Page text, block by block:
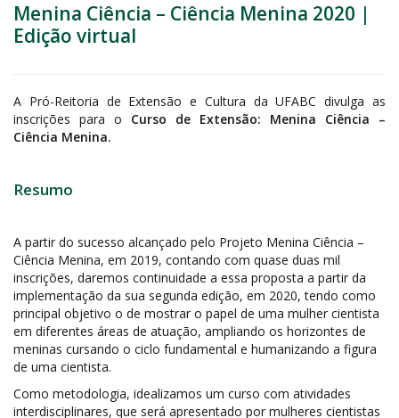
Menina Ciência – Ciência Menina 2020 |
Edição virtual
A Pró-Reitoria de Extensão e Cultura da UFABC divulga as
inscrições para o Curso de Extensão: Menina Ciência –
Ciência Menina.
Resumo
A partir do sucesso alcançado pelo Projeto Menina Ciência –
Ciência Menina, em 2019, contando com quase duas mil
inscrições, daremos continuidade a essa proposta a partir da
implementação da sua segunda edição, em 2020, tendo como
principal objetivo o de mostrar o papel de uma mulher cientista
em diferentes áreas de atuação, ampliando os horizontes de
meninas cursando o ciclo fundamental e humanizando a figura
de uma cientista.
Como metodologia, idealizamos um curso com atividades
interdisciplinares, que será apresentado por mulheres cientistas